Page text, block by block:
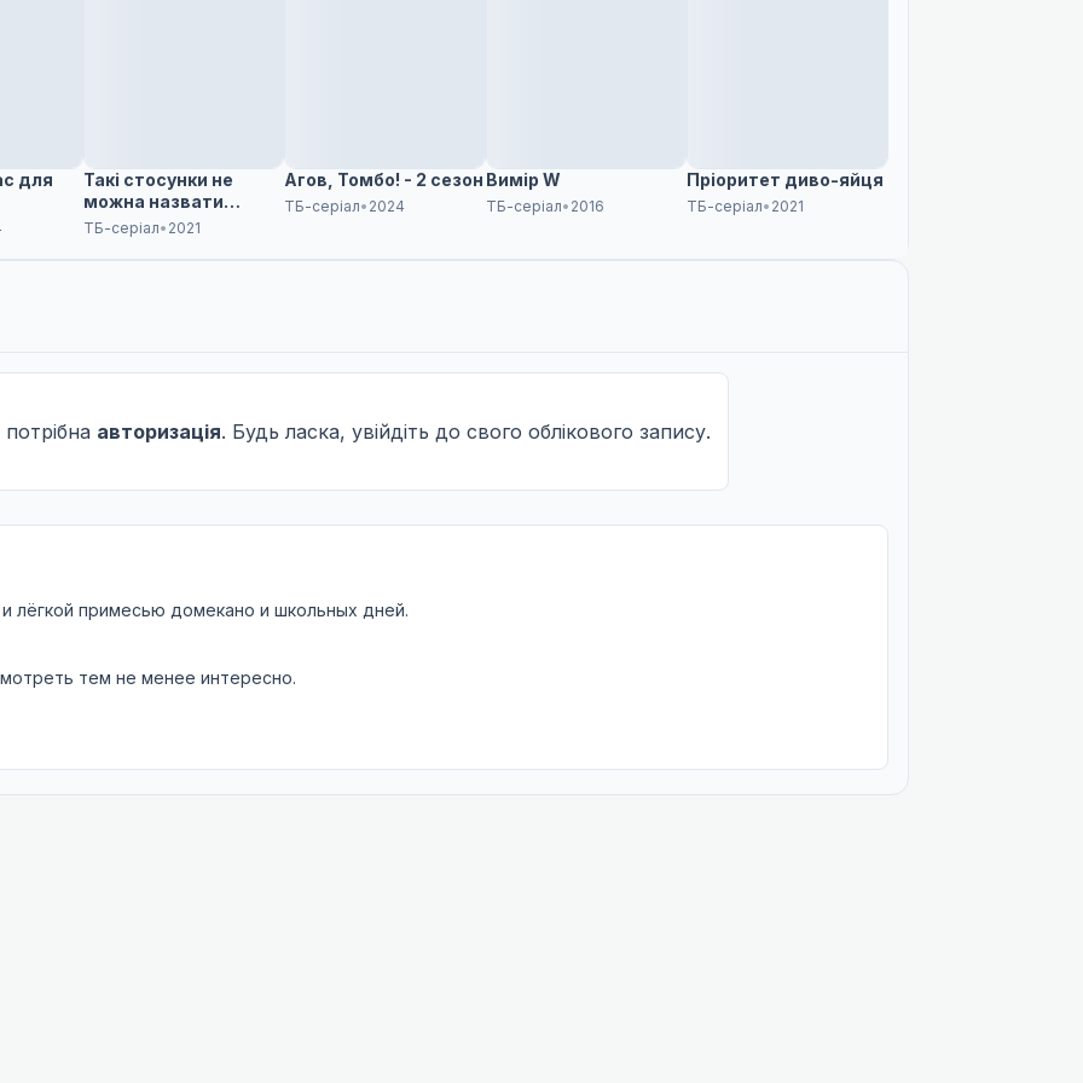
для
Такі стосунки не
можна назвати
коханням
ТБ-серіал• 2021
Агов, Томбо! - 2 сезон
ТБ-серіал• 2024
Вимір W
ТБ-серіал• 2016
Пріоритет диво-яйця
ТБ-серіал• 2021
авторизація. Будь ласка, увійдіть до свого облікового запису.
лёгкой примесью домекано и школьных дней.
тем не менее интересно.